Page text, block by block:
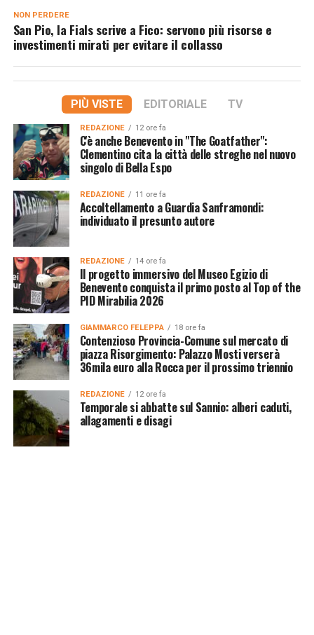
NON PERDERE
San Pio, la Fials scrive a Fico: servono più risorse e
investimenti mirati per evitare il collasso
PIÙ VISTE EDITORIALE TV
REDAZIONE 12 ore fa
C'è anche Benevento in "The Goatfather":
Clementino cita la città delle streghe nel nuovo
singolo di Bella Espo
REDAZIONE 11 ore fa
Accoltellamento a Guardia Sanframondi:
individuato il presunto autore
REDAZIONE 14 ore fa
Il progetto immersivo del Museo Egizio di
Benevento conquista il primo posto al Top of the
PID Mirabilia 2026
GIAMMARCO FELEPPA 18 ore fa
Contenzioso Provincia-Comune sul mercato di
piazza Risorgimento: Palazzo Mosti verserà
36mila euro alla Rocca per il prossimo triennio
REDAZIONE 12 ore fa
Temporale si abbatte sul Sannio: alberi caduti,
allagamenti e disagi